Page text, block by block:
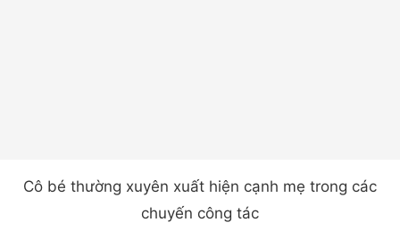
Cô bé thường xuyên xuất hiện cạnh mẹ trong các
chuyến công tác